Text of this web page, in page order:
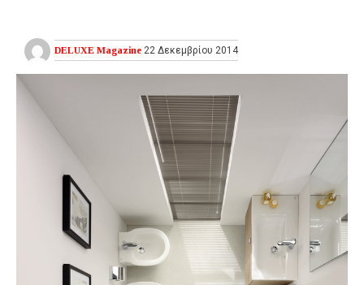
DELUXE Magazine 22 Δεκεμβρίου 2014